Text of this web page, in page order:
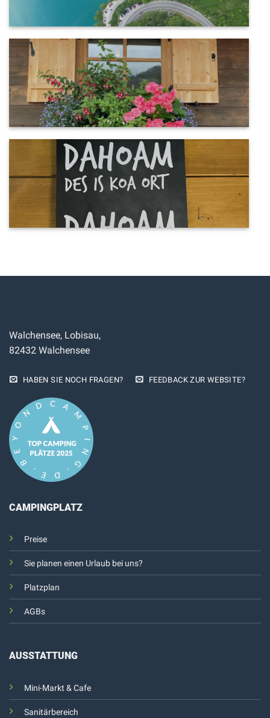
Walchensee, Lobisau,
82432 Walchensee
HABEN SIE NOCH FRAGEN? FEEDBACK ZUR WEBSITE?
CAMPINGPLATZ
Preise
Sie planen einen Urlaub bei uns?
Platzplan
AGBs
AUSSTATTUNG
Mini-Markt & Cafe
Sanitärbereich